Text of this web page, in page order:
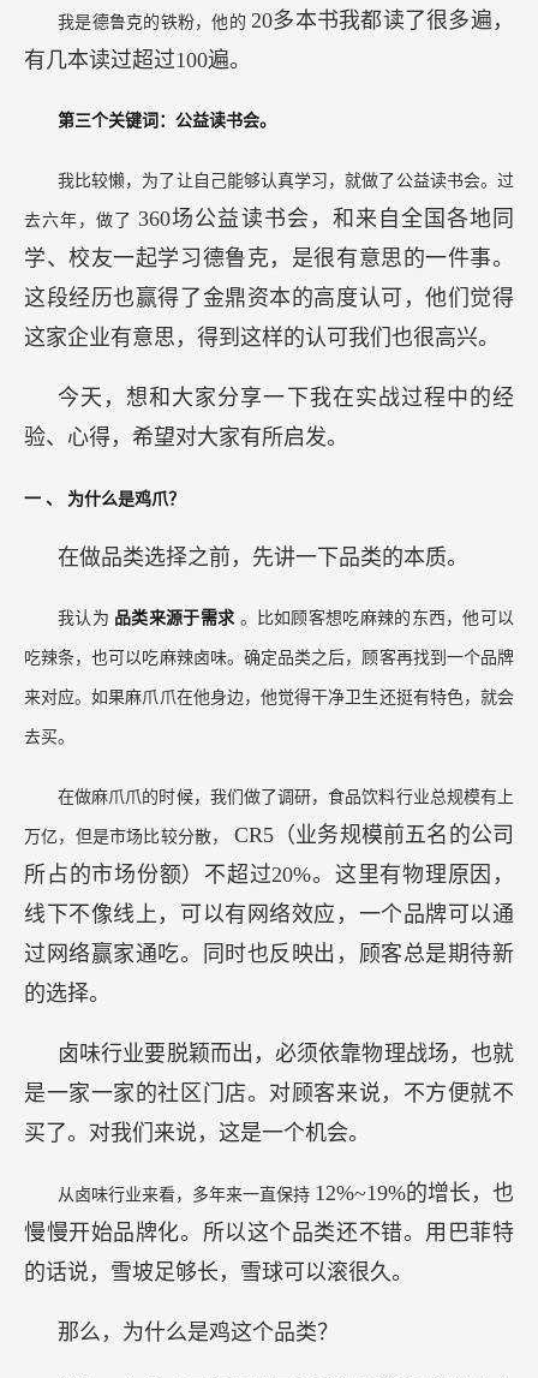
我是德鲁克的铁粉，他的 20多本书我都读了很多遍，
有几本读过超过100遍。
第三个关键词：公益读书会。
我比较懒，为了让自己能够认真学习，就做了公益读书会。过
去六年，做了360场公益读书会，和来自全国各地同
学、校友一起学习德鲁克，是很有意思的一件事。
这段经历也赢得了金鼎资本的高度认可，他们觉得
这家企业有意思，得到这样的认可我们也很高兴。
今天，想和大家分享一下我在实战过程中的经
验、心得，希望对大家有所启发。
一 、 为什么是鸡爪？
在做品类选择之前，先讲一下品类的本质。
我认为 品类来源于需求 。比如顾客想吃麻辣的东西，他可以
吃辣条，也可以吃麻辣卤味。确定品类之后，顾客再找到一个品牌
来对应。如果麻爪爪在他身边，他觉得干净卫生还挺有特色，就会
去买。
在做麻爪爪的时候，我们做了调研，食品饮料行业总规模有上
万亿，但是市场比较分散， CR5（业务规模前五名的公司
所占的市场份额）不超过20%。这里有物理原因，
线下不像线上，可以有网络效应，一个品牌可以通
过网络赢家通吃。同时也反映出，顾客总是期待新
的选择。
卤味行业要脱颖而出，必须依靠物理战场，也就
是一家一家的社区门店。对顾客来说，不方便就不
买了。对我们来说，这是一个机会。
从卤味行业来看，多年来一直保持 12%~19%的增长，也
慢慢开始品牌化。所以这个品类还不错。用巴菲特
的话说，雪坡足够长，雪球可以滚很久。
那么，为什么是鸡这个品类？